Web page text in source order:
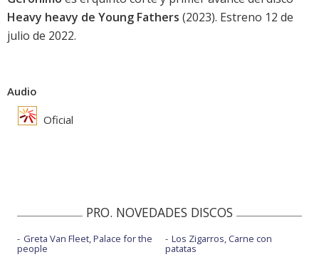
Heavy heavy de Young Fathers (2023). Estreno 12 de
julio de 2022.
Audio
Oficial
PRO. NOVEDADES DISCOS
Greta Van Fleet, Palace for the
people
Los Zigarros, Carne con
patatas